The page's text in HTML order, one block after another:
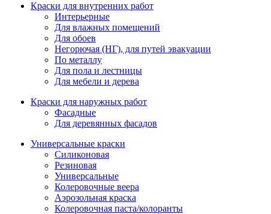
Краски для внутренних работ
Интерьерные
Для влажных помещений
Для обоев
Негорючая (НГ), для путей эвакуации
По металлу
Для пола и лестницы
Для мебели и дерева
Краски для наружных работ
Фасадные
Для деревянных фасадов
Универсальные краски
Силиконовая
Резиновая
Универсальные
Колеровочные веера
Аэрозольная краска
Колеровочная паста/колоранты